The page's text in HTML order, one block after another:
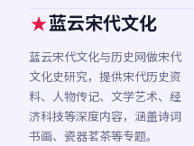
蓝云宋代文化
蓝云宋代文化与历史网做宋代
文化史研究，提供宋代历史资
料、人物传记、文学艺术、经
济科技等深度内容，涵盖诗词
书画、瓷器茗茶等专题。